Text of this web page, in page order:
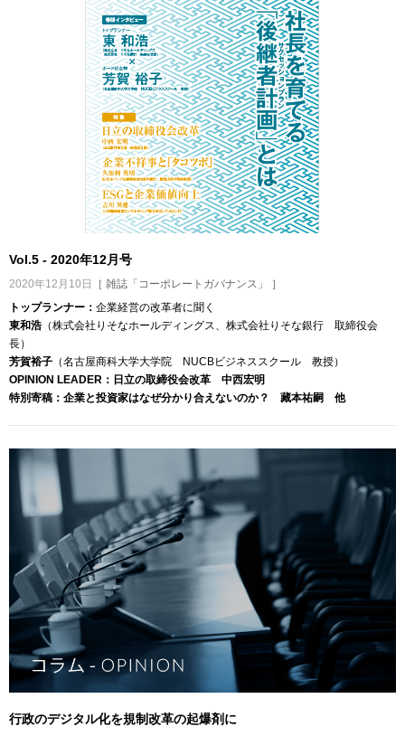
Vol.5 - 2020年12月号
2020年12月10日
［ 雑誌「コーポレートガバナンス」 ］
トップランナー： 企業経営の改革者に聞く
東和浩 （株式会社りそなホールディングス、株式会社りそな銀行 取締役会
長）
芳賀裕子 （名古屋商科大学大学院 NUCBビジネススクール 教授）
OPINION LEADER：日立の取締役会改革 中西宏明
特別寄稿：企業と投資家はなぜ分かり合えないのか？ 藏本祐嗣 他
行政のデジタル化を規制改革の起爆剤に